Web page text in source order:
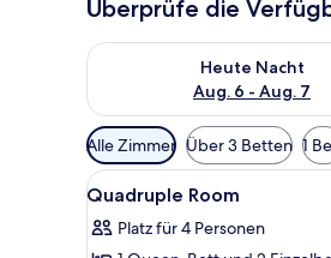
Überprüfe die
Heute Nacht
Aug. 6 - Aug. 7
Überprüfe die
Verfügbare
Filter
für
Alle Zimmer Über 3 Betten 1
Alle
Fotos
für
6
Quadruple Room
Platz für 4 Personen